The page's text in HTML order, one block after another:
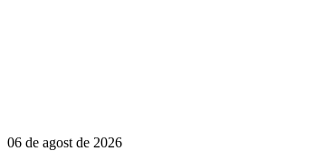
06 de agost de 2026